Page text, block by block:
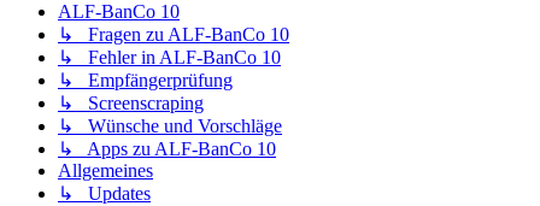
ALF-BanCo 10
↳ Fragen zu ALF-BanCo 10
↳ Fehler in ALF-BanCo 10
↳ Empfängerprüfung
↳ Screenscraping
↳ Wünsche und Vorschläge
↳ Apps zu ALF-BanCo 10
Allgemeines
↳ Updates